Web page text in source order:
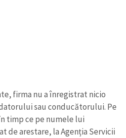
firma nu a înregistrat nicio
sau conducătorului. Pe
timp ce pe numele lui
de arestare, la Agenția Servicii